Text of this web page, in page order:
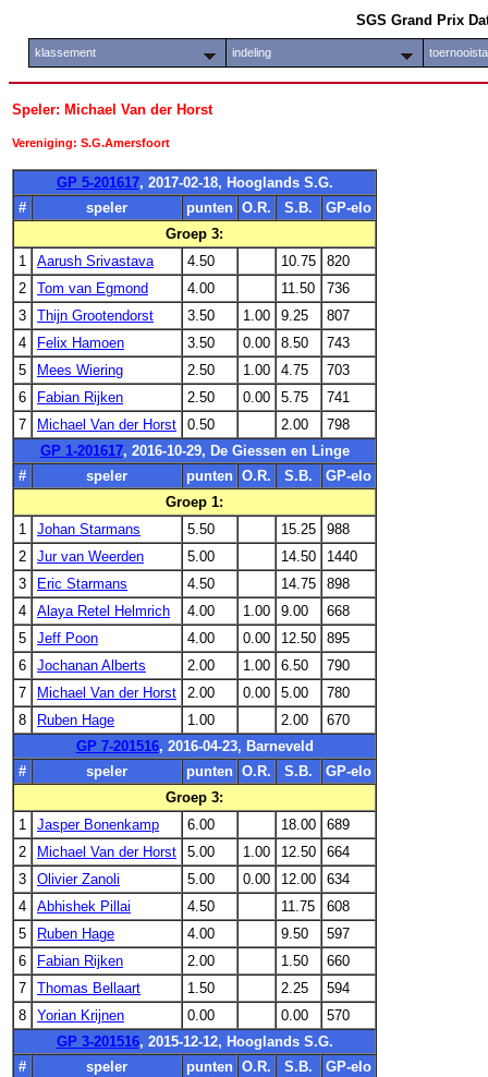
SGS Grand Prix
klassement indeling
Speler: Michael Van der Horst
Vereniging: S.G.Amersfoort
GP 5-201617, 2017-02-18, Hooglands S.G.
#
speler punten O.R. S.B.
GP-elo
Groep 3:
1
Aarush Srivastava 4.50 10.75
820
2
Tom van Egmond 4.00 11.50
736
3
Thijn Grootendorst 3.50 1.00 9.25
807
4
Felix Hamoen 3.50 0.00 8.50
743
5
Mees Wiering 2.50 1.00 4.75
703
6
Fabian Rijken 2.50 0.00 5.75
741
7
Michael Van der Horst 0.50 2.00
798
GP 1-201617, 2016-10-29, De Giessen en Linge
#
speler punten O.R. S.B.
GP-elo
Groep 1:
1
Johan Starmans 5.50 15.25
988
2
Jur van Weerden 5.00 14.50
1440
3
Eric Starmans 4.50 14.75
898
4
Alaya Retel Helmrich 4.00 1.00 9.00
668
5
Jeff Poon 4.00 0.00 12.50
895
6
Jochanan Alberts 2.00 1.00 6.50
790
7
Michael Van der Horst 2.00 0.00 5.00
780
8
Ruben Hage 1.00 2.00
670
GP 7-201516, 2016-04-23, Barneveld
#
speler punten O.R. S.B.
GP-elo
Groep 3:
1
Jasper Bonenkamp 6.00 18.00
689
2
Michael Van der Horst 5.00 1.00 12.50
664
3
Olivier Zanoli 5.00 0.00 12.00
634
4
Abhishek Pillai 4.50 11.75
608
5
Ruben Hage 4.00 9.50
597
6
Fabian Rijken 2.00 1.50
660
7
Thomas Bellaart 1.50 2.25
594
8
Yorian Krijnen 0.00 0.00
570
GP 3-201516, 2015-12-12, Hooglands S.G.
#
speler punten O.R. S.B.
GP-elo